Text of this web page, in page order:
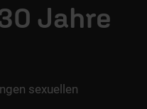
Jahre
sexuellen